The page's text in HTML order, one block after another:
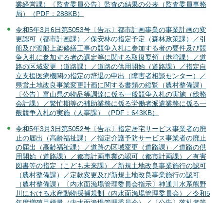
業経営課）〔監査委員公告〕監査の結果の公表（監査委員事務
局）（PDF：288KB）
令和5年3月6日第5053号〔告示〕都市計画事業の事業計画の変
更認可（都市計画課）／保安林の指定予定（森林政策課）／引
船及び渡船上架修繕工事の競争入札に参加する者の要件及び競
争入札に参加する者の選定等に関する取扱要領（港湾課）／道
路の区域変更（道路課）／道路の供用開始（道路課）／指定自
立支援医療機関の指定の辞退の申出（障害者相談センター）／
県営土地改良事業変更計画に関する書類の縦覧（農村整備課）
〔公告〕富山県の物品等調達に係る一般競争入札の実施（総務
会計課）／繁忙期等の補助業務に係る労働者派遣業務に係る一
般競争入札の実施（人事課）（PDF：643KB）
令和5年3月3日第5052号〔告示〕指定居宅サービス事業者の廃
止の届出（高齢福祉課）／指定介護予防サービス事業者の廃止
の届出（高齢福祉課）／道路の区域変更（道路課）／道路の供
用開始（道路課）／都市計画事業の認可（都市計画課）／有害
図書等の指定（こども未来課）／新規土地改良事業施行の認可
（農村整備課）／定款変更及び新規土地改良事業施行の認可
（農村整備課）〔内水面漁場管理委員会指示〕神通川水系熊野
川における水産動物採捕規制（内水面漁場管理委員会）／令和5